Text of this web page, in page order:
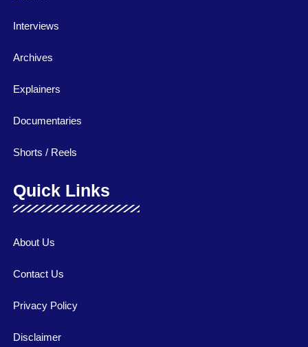
Interviews
Archives
Explainers
Documentaries
Shorts / Reels
Quick Links
About Us
Contact Us
Privacy Policy
Disclaimer